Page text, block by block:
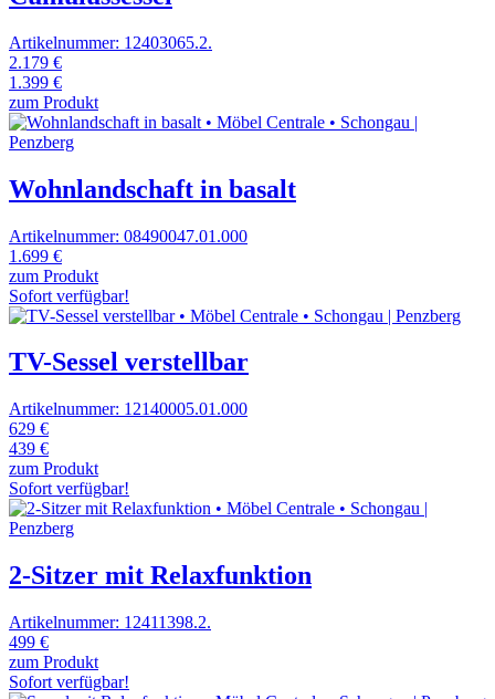
Artikelnummer: 12403065.2.
2.179 €
1.399 €
zum Produkt
Wohnlandschaft in basalt
Artikelnummer: 08490047.01.000
1.699 €
zum Produkt
Sofort verfügbar!
TV-Sessel verstellbar
Artikelnummer: 12140005.01.000
629 €
439 €
zum Produkt
Sofort verfügbar!
2-Sitzer mit Relaxfunktion
Artikelnummer: 12411398.2.
499 €
zum Produkt
Sofort verfügbar!